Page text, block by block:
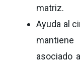
matriz.
Ayuda al
asociado